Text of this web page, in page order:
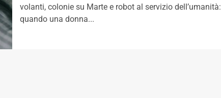
volanti, colonie su Marte e robot al servizio dell’umanità:
quando una donna...